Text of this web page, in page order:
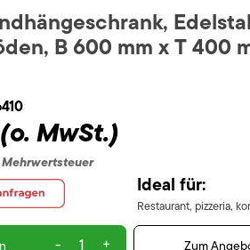
B 600 mm x T 400
(o. MwSt.)
Ideal für:
Restaurant, pizzeria,
- + Zum